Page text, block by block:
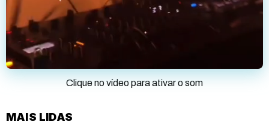
Clique no vídeo para ativar o som
MAIS LIDAS